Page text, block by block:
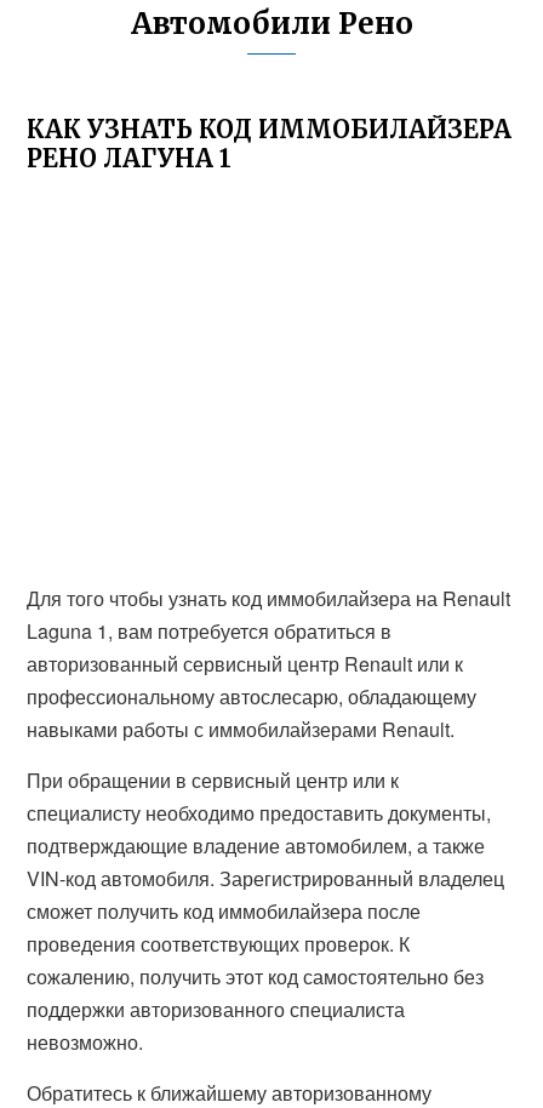
Автомобили Рено
КАК УЗНАТЬ КОД ИММОБИЛАЙЗЕРА
РЕНО ЛАГУНА 1
Для того чтобы узнать код иммобилайзера на Renault
Laguna 1, вам потребуется обратиться в
авторизованный сервисный центр Renault или к
профессиональному автослесарю, обладающему
навыками работы с иммобилайзерами Renault.
При обращении в сервисный центр или к
специалисту необходимо предоставить документы,
подтверждающие владение автомобилем, а также
VIN-код автомобиля. Зарегистрированный владелец
сможет получить код иммобилайзера после
проведения соответствующих проверок. К
сожалению, получить этот код самостоятельно без
поддержки авторизованного специалиста
невозможно.
Обратитесь к ближайшему авторизованному